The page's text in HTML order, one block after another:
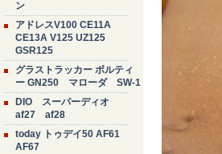
ン
アドレスV100 CE11A
CE13A V125 UZ125
GSR125
グラストラッカー ボルティ
ー GN250 マローダ SW-1
DIO スーパーディオ
af27 af28
today トゥデイ50 AF61
AF67